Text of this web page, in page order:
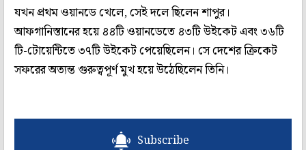
যখন প্রথম ওয়ানডে খেলে, সেই দলে ছিলেন শাপুর।
আফগানিস্তানের হয়ে ৪৪টি ওয়ানডেতে ৪৩টি উইকেট এবং ৩৬টি
টি-টোয়েন্টিতে ৩৭টি উইকেট পেয়েছিলেন। সে দেশের ক্রিকেট
সফরের অত্যন্ত গুরুত্বপূর্ণ মুখ হয়ে উঠেছিলেন তিনি।
Subscribe